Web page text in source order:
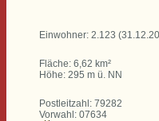
Einwohner: 2.123
Fläche: 6,62 km²
Höhe: 295 m ü. NN
Postleitzahl: 79282
Vorwahl: 07634